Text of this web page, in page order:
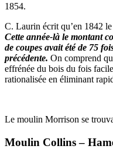
1854.
C. Laurin écrit qu’en 1842
Cette année-là le montant
de coupes avait été de 75
précédente. On comprend
effrénée du bois du fois
rationalisée en éliminant
Le moulin Morrison se
Moulin Collins –